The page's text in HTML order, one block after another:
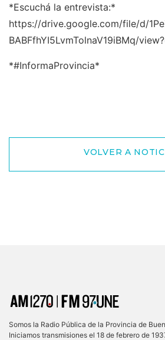
*Escuchá la entrevista:*
https://drive.google.com/file/d/
BABFfhYI5LvmTolnaV19iBMq/
*#InformaProvincia*
VOLVER A
Somos la Radio Pública de la Provincia de
Iniciamos transmisiones el 18 de febrero de